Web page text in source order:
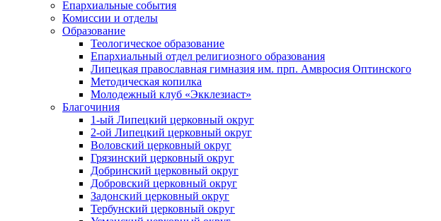
Епархиальные события
Комиссии и отделы
Образование
Теологическое образование
Епархиальный отдел религиозного образования
Липецкая православная гимназия им. прп. Амвросия Оптинского
Методическая копилка
Молодежный клуб «Экклезиаст»
Благочиния
1-ый Липецкий церковный округ
2-ой Липецкий церковный округ
Воловский церковный округ
Грязинский церковный округ
Добринский церковный округ
Добровский церковный округ
Задонский церковный округ
Тербунский церковный округ